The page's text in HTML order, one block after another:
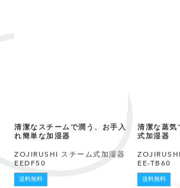
清潔なスチームで潤う、お手入
れ簡単な加湿器
ZOJIRUSHI スチーム式加湿器
EEDF50
送料無料
清潔な蒸気
式加湿器
EE-TB60
送料無料